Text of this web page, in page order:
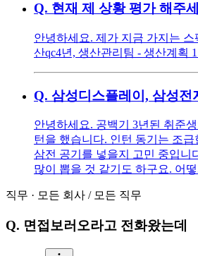
Q. 현재 제 상황 평가 해주
안녕하세요. 제가 지금 가지는
산qc4년, 생산관리팀 - 생산계획
Q. 삼성디스플레이, 삼성전
안녕하세요. 공백기 3년된 취준
턴을 했습니다. 인턴 동기는 조
삼전 공기를 넣을지 고민 중입니
많이 뽑을 것 같기도 하구요. 어
직무 · 모든 회사 / 모든 직무
Q. 면접보러오라고 전화왔는데